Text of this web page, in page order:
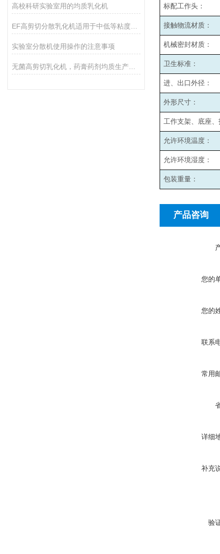
高校科研实验室用的均质乳化机
实验室分散机使用操作的注意事项
标配工作头：
接触物流材质：
机械密封材质：
卫生标准：
进、出口外径：
外形尺寸：
工作支架、底座
允许环境温度：
允许环境湿度：
包装重量：
产品咨询
您的
您的
联系
常用
详细
补充
验